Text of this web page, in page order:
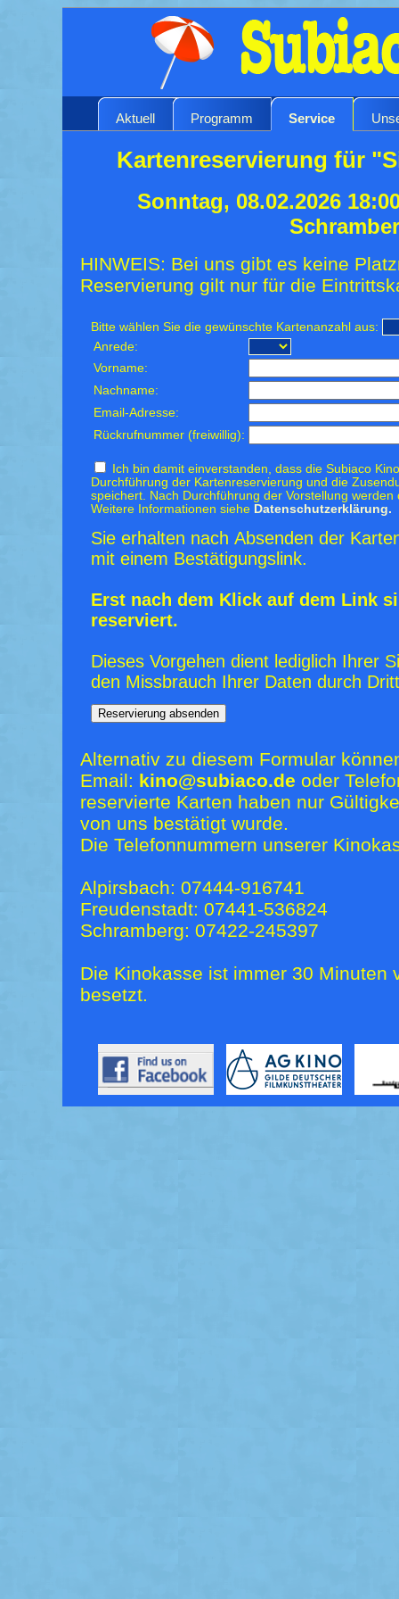
Aktuell Programm Service
Kartenreservierung für
Sonntag, 08.02.2026
HINWEIS: Bei uns gibt es keine
Reservierung gilt nur für die
Bitte wählen Sie die gewünschte Kartenanzahl aus:
Anrede:
Vorname:
Nachname:
Email-Adresse:
Rückrufnummer (freiwillig):
Ich bin damit einverstanden, dass die Subiaco
Durchführung der Kartenreservierung und die
speichert. Nach Durchführung der Vorstellung
Weitere Informationen siehe Datenschutzerklärung.
Sie erhalten nach Absenden der
mit einem Bestätigungslink.
Erst nach dem Klick auf dem Link
reserviert.
Dieses Vorgehen dient lediglich Ihrer
den Missbrauch Ihrer Daten durch
Alternativ zu diesem Formular
Email: kino@subiaco.de oder
reservierte Karten haben nur
von uns bestätigt wurde.
Die Telefonnummern unserer
Alpirsbach: 07444-916741
Freudenstadt: 07441-536824
Schramberg: 07422-245397
Die Kinokasse ist immer 30 Minuten
besetzt.